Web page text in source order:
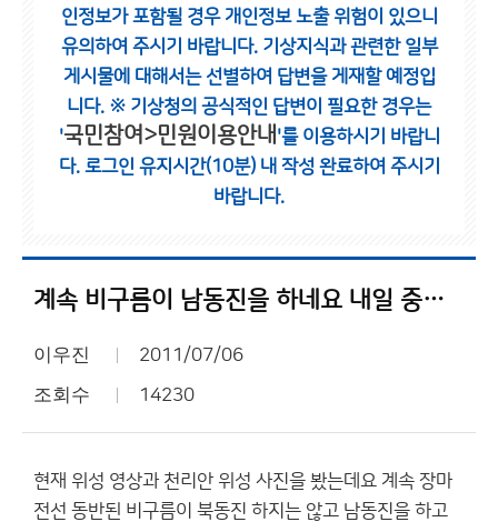
인정보가 포함될 경우 개인정보 노출 위험이 있으니
유의하여 주시기 바랍니다. 기상지식과 관련한 일부
게시물에 대해서는 선별하여 답변을 게재할 예정입
니다. ※ 기상청의 공식적인 답변이 필요한 경우는
'국민참여>민원이용안내 '를 이용하시기 바랍니
다. 로그인 유지시간(10분) 내 작성 완료하여 주시기
바랍니다.
계속 비구름이 남동진을 하네요 내일 중부 비소식??
이우진 2011/07/06
조회수 14230
현재 위성 영상과 천리안 위성 사진을 봤는데요 계속 장마
전선 동반된 비구름이 북동진 하지는 않고 남동진을 하고